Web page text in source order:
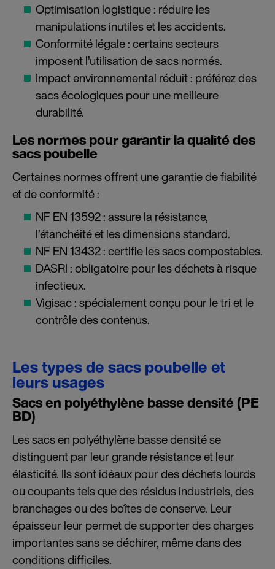
Optimisation logistique : réduire les
manipulations inutiles et les accidents.
Conformité légale : certains secteurs
imposent l’utilisation de sacs normés.
Impact environnemental réduit : préférez des
sacs écologiques pour une meilleure
durabilité.
Les normes pour garantir la qualité des
sacs poubelle
Certaines normes offrent une garantie de fiabilité
et de conformité :
NF EN 13592 : assure la résistance,
l’étanchéité et les dimensions standard.
NF EN 13432 : certifie les sacs compostables.
DASRI : obligatoire pour les déchets à risque
infectieux.
Vigisac : spécialement conçu pour le tri et le
contrôle des contenus.
Les types de sacs poubelle et
leurs usages
Sacs en polyéthylène basse densité (PE
BD)
Les sacs en polyéthylène basse densité se
distinguent par leur grande résistance et leur
élasticité. Ils sont idéaux pour des déchets lourds
ou coupants tels que des résidus industriels, des
branchages ou des boîtes de conserve. Leur
épaisseur leur permet de supporter des charges
importantes sans se déchirer, même dans des
conditions difficiles.